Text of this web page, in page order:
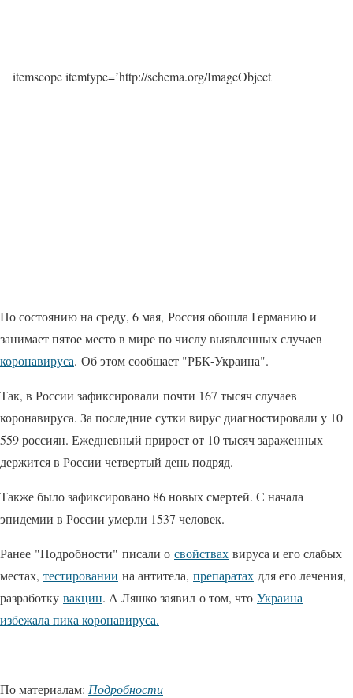
itemscope itemtype=’http://schema.org/ImageObject
По состоянию на среду, 6 мая, Россия обошла Германию и
занимает пятое место в мире по числу выявленных случаев
коронавируса. Об этом сообщает "РБК-Украина".
Так, в России зафиксировали почти 167 тысяч случаев
коронавируса. За последние сутки вирус диагностировали у 10
559 россиян. Ежедневный прирост от 10 тысяч зараженных
держится в России четвертый день подряд.
Также было зафиксировано 86 новых смертей. С начала
эпидемии в России умерли 1537 человек.
Ранее "Подробности" писали о свойствах вируса и его слабых
местах, тестировании на антитела, препаратах для его лечения,
разработку вакцин. А Ляшко заявил о том, что Украина
избежала пика коронавируса.
По материалам: Подробности